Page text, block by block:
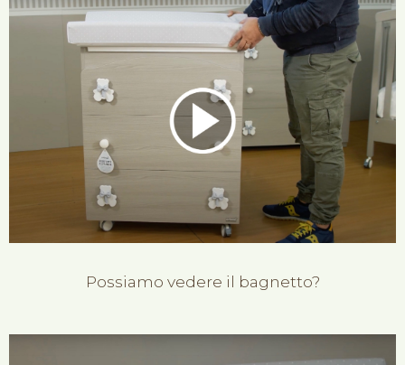
Possiamo vedere il bagnetto?